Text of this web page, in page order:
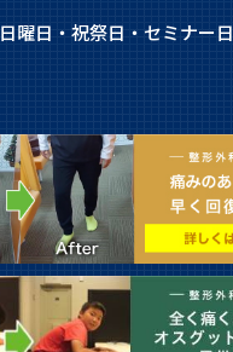
日曜日・祝祭日・セミナー日